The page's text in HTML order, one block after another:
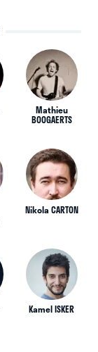
Mathieu
BOOGAERTS
Nikola CARTON
Kamel ISKER